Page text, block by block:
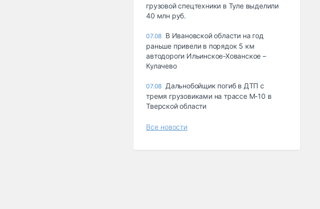
грузовой спецтехники в Туле выделили
40 млн руб.
07.08 В Ивановской области на год
раньше привели в порядок 5 км
автодороги Ильинское-Хованское –
Кулачево
07.08 Дальнобойщик погиб в ДТП с
тремя грузовиками на трассе М-10 в
Тверской области
Все новости